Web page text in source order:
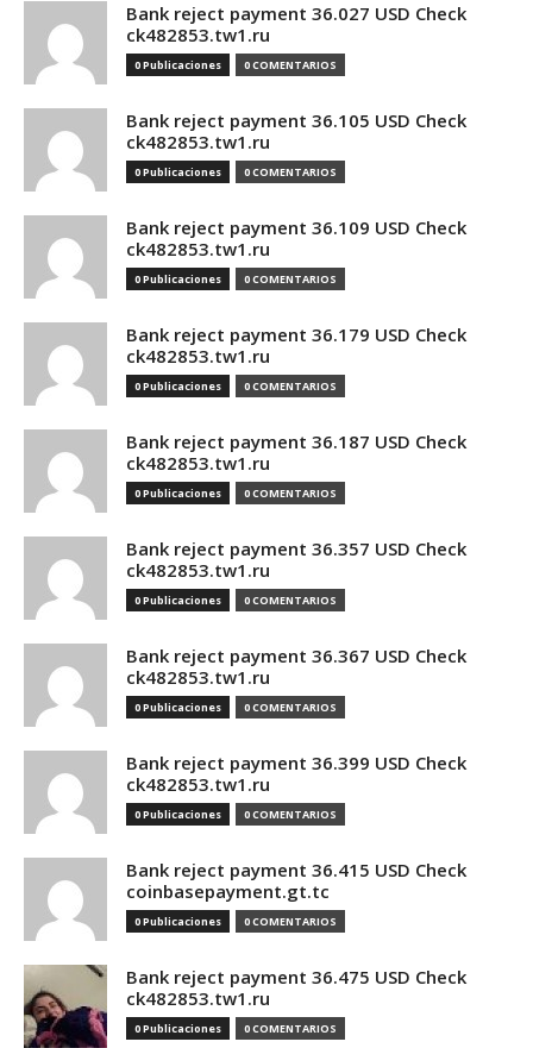
Bank reject payment 36.027 USD Check
ck482853.tw1.ru
0 Publicaciones 0 COMENTARIOS
Bank reject payment 36.105 USD Check
ck482853.tw1.ru
0 Publicaciones 0 COMENTARIOS
Bank reject payment 36.109 USD Check
ck482853.tw1.ru
0 Publicaciones 0 COMENTARIOS
Bank reject payment 36.179 USD Check
ck482853.tw1.ru
0 Publicaciones 0 COMENTARIOS
Bank reject payment 36.187 USD Check
ck482853.tw1.ru
0 Publicaciones 0 COMENTARIOS
Bank reject payment 36.357 USD Check
ck482853.tw1.ru
0 Publicaciones 0 COMENTARIOS
Bank reject payment 36.367 USD Check
ck482853.tw1.ru
0 Publicaciones 0 COMENTARIOS
Bank reject payment 36.399 USD Check
ck482853.tw1.ru
0 Publicaciones 0 COMENTARIOS
Bank reject payment 36.415 USD Check
coinbasepayment.gt.tc
0 Publicaciones 0 COMENTARIOS
Bank reject payment 36.475 USD Check
ck482853.tw1.ru
0 Publicaciones 0 COMENTARIOS